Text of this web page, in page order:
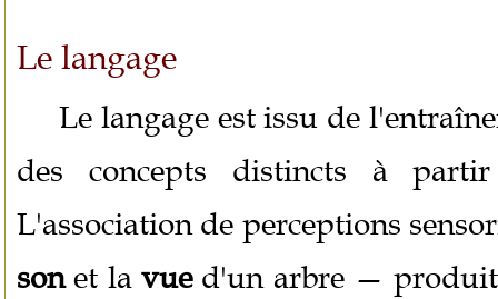
Le langage
Le langage est issu de
des concepts distincts à
L'association de perceptions
sonet la vued'un arbre —